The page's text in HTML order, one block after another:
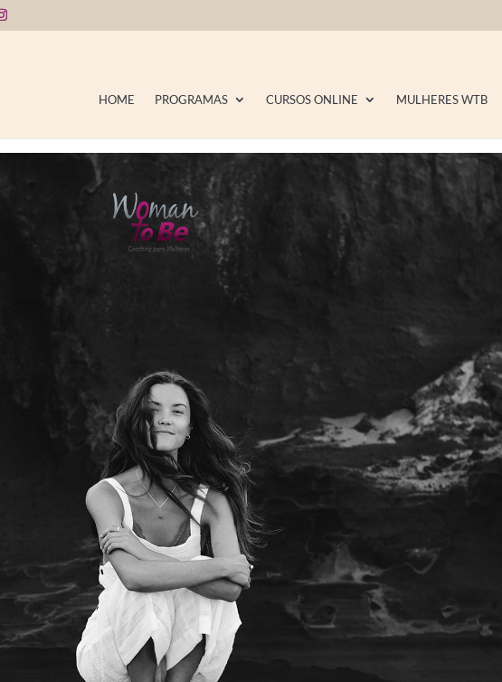
HOME PROGRAMAS CURSOS ONLINE MULHERES WTB